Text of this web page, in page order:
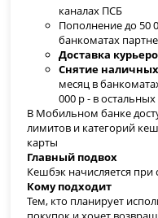
каналах ПСБ
Пополнение до 50
банкоматах
Доставка
Снятие
месяц в
000 р - в
В Мобильном банке
лимитов и категорий
карты
Главный подвох
Кешбэк начисляется
Кому подходит
Тем, кто планирует